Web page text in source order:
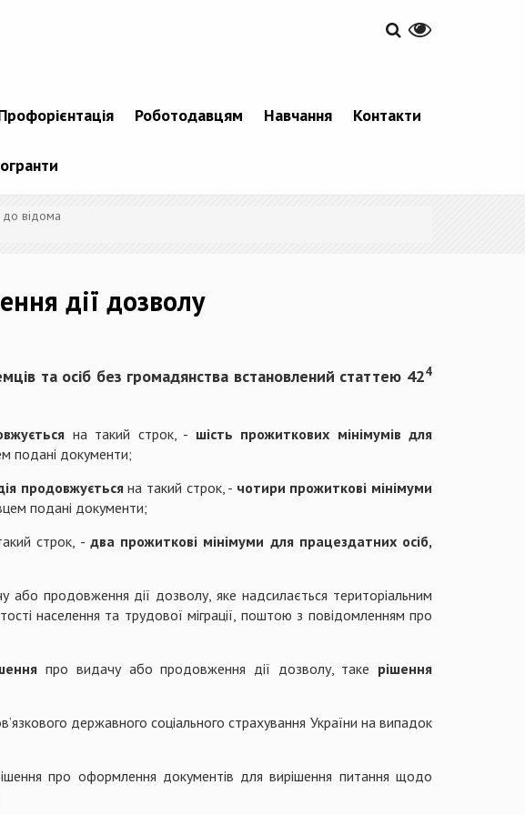
Роботодавцям Навчання Контакти
до відома
дії дозволу
та осіб без громадянства встановлений статтею 424
на такий строк, - шість прожиткових мінімумів для
подані документи;
продовжуєтьсяна такий строк, - чотири прожиткові мінімуми
подані документи;
строк, - два прожиткові мінімуми для працездатних осіб,
або продовження дії дозволу, яке надсилається територіальним
населення та трудової міграції, поштою з повідомленням про
про видачу або продовження дії дозволу, таке рішення
державного соціального страхування України на випадок
про оформлення документів для вирішення питання щодо